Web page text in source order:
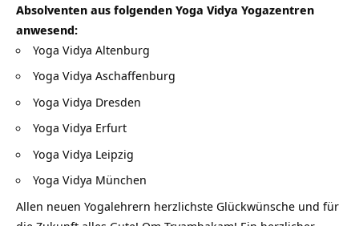
Absolventen aus folgenden Yoga Vidya Yogazentren
anwesend:
Yoga Vidya Altenburg
Yoga Vidya Aschaffenburg
Yoga Vidya Dresden
Yoga Vidya Erfurt
Yoga Vidya Leipzig
Yoga Vidya München
Allen neuen Yogalehrern herzlichste Glückwünsche und für